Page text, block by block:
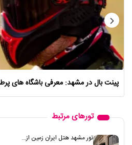
پینت بال در مشهد: معرفی باشگاه های
تورهای مرتبط
تور مشهد هتل ایران زمین از...